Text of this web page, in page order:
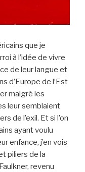
que je
à l’idée de vivre
de leur langue et
d’Europe de l’Est
malgré les
leur semblaient
de l’exil. Et si l’on
ayant voulu
enfance, j’en vois
piliers de la
revenu